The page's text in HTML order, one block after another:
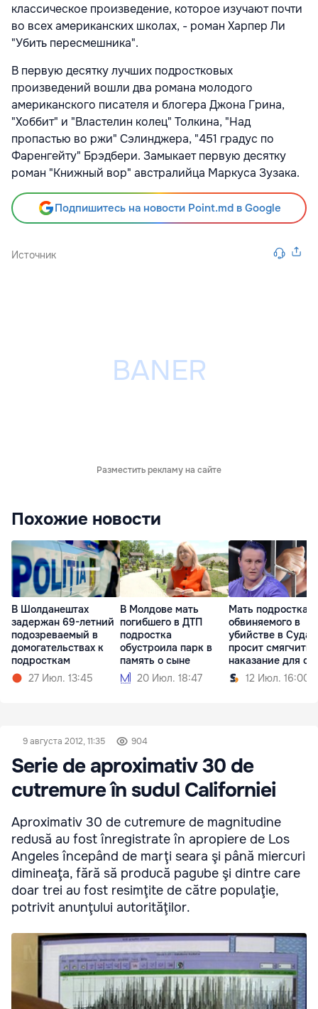
классическое произведение, которое изучают почти
во всех американских школах, - роман Харпер Ли
"Убить пересмешника".
В первую десятку лучших подростковых
произведений вошли два романа молодого
американского писателя и блогера Джона Грина,
"Хоббит" и "Властелин колец" Толкина, "Над
пропастью во ржи" Сэлинджера, "451 градус по
Фаренгейту" Брэдбери. Замыкает первую десятку
роман "Книжный вор" австралийца Маркуса Зузака.
Подпишитесь на новости Point.md в Google
Источник
Разместить рекламу на сайте
Похожие новости
В Шолданештах
задержан 69-летний
подозреваемый в
домогательствах к
подросткам
27 Июл. 13:45
В Молдове мать
погибшего в ДТП
подростка
обустроила парк в
память о сыне
20 Июл. 18:47
Мать подростка,
обвиняемого в
убийстве в
просит смягчить
наказание для
12 Июл. 16:00
9 августа 2012, 11:35 904
Serie de aproximativ 30 de
cutremure în sudul Californiei
Aproximativ 30 de cutremure de magnitudine
redusă au fost înregistrate în apropiere de Los
Angeles începând de marţi seara şi până miercuri
dimineaţa, fără să producă pagube şi dintre care
doar trei au fost resimţite de către populaţie,
potrivit anunţului autorităţilor.